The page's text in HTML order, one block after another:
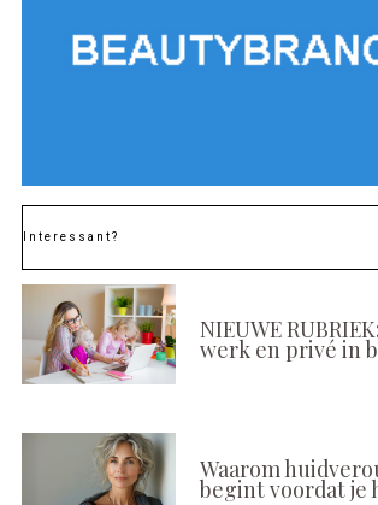
Interessant?
NIEUWE
werk en privé in
Waarom
begint voordat je